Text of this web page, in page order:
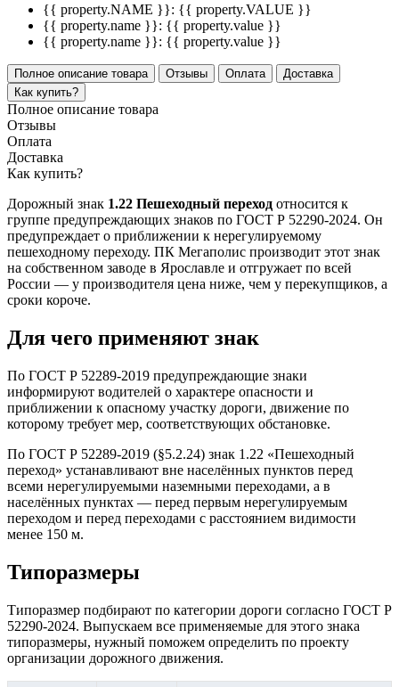
{{ property.NAME }}: {{ property.VALUE }}
{{ property.name }}: {{ property.value }}
{{ property.name }}: {{ property.value }}
Полное описание товара Отзывы Оплата
Доставка
Как купить?
Полное описание товара
Отзывы
Оплата
Доставка
Как купить?
Дорожный знак 1.22 Пешеходный переход относится к
группе предупреждающих знаков по ГОСТ Р 52290-2024. Он
предупреждает о приближении к нерегулируемому
пешеходному переходу. ПК Мегаполис производит этот знак
на собственном заводе в Ярославле и отгружает по всей
России — у производителя цена ниже, чем у перекупщиков, а
сроки короче.
Для чего применяют знак
По ГОСТ Р 52289-2019 предупреждающие знаки
информируют водителей о характере опасности и
приближении к опасному участку дороги, движение по
которому требует мер, соответствующих обстановке.
По ГОСТ Р 52289-2019 (§5.2.24) знак 1.22 «Пешеходный
переход» устанавливают вне населённых пунктов перед
всеми нерегулируемыми наземными переходами, а в
населённых пунктах — перед первым нерегулируемым
переходом и перед переходами с расстоянием видимости
менее 150 м.
Типоразмеры
Типоразмер подбирают по категории дороги согласно ГОСТ Р
52290-2024. Выпускаем все применяемые для этого знака
типоразмеры, нужный поможем определить по проекту
организации дорожного движения.